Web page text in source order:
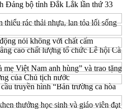
Đảng bộ tỉnh Đắk Lắk lần thứ 33
rác thải nhựa, lan tỏa lối sống
nói không với chất cấm
cao chất lượng tổ chức Lễ hội Cà
mẹ Việt Nam anh hùng” và trao tặng
của Chủ tịch nước
truyền hình “Bản trường ca hòa
thưởng học sinh và giáo viên đạt